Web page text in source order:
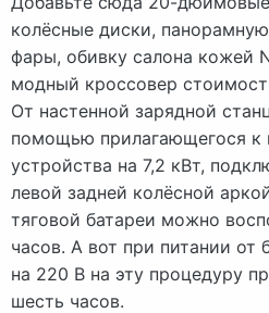
колёсные диски,
фары, обивку салона кожей
модный кроссовер
От настенной зарядной
помощью прилагающегося к
устройства на 7,2 кВт,
левой задней колёсной
тяговой батареи можно
часов. А вот при питании от
на 220 В на эту процедуру
шесть часов.